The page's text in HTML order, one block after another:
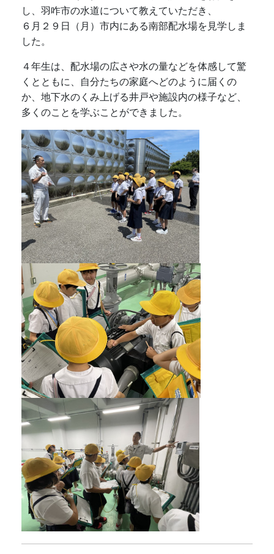
し、羽咋市の水道について教えていただき、
６月２９日（月）市内にある南部配水場を見学しま
した。
４年生は、配水場の広さや水の量などを体感して驚
くとともに、自分たちの家庭へどのように届くの
か、地下水のくみ上げる井戸や施設内の様子など、
多くのことを学ぶことができました。